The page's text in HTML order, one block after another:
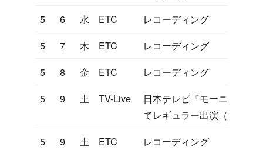
5
6 水 ETC
レコーディング
5
7 木 ETC
レコーディング
5
8 金 ETC
レコーディング
5
9 土 TV-Live
日本テレビ『モーニングサ
てレギュラー出演（85年3
5
9 土 ETC
レコーディング